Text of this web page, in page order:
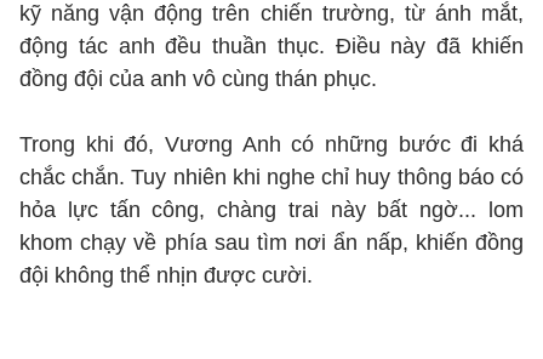
kỹ năng vận động trên chiến trường, từ ánh mắt,
động tác anh đều thuần thục. Điều này đã khiến
đồng đội của anh vô cùng thán phục.
Trong khi đó, Vương Anh có những bước đi khá
chắc chắn. Tuy nhiên khi nghe chỉ huy thông báo có
hỏa lực tấn công, chàng trai này bất ngờ... lom
khom chạy về phía sau tìm nơi ẩn nấp, khiến đồng
đội không thể nhịn được cười.